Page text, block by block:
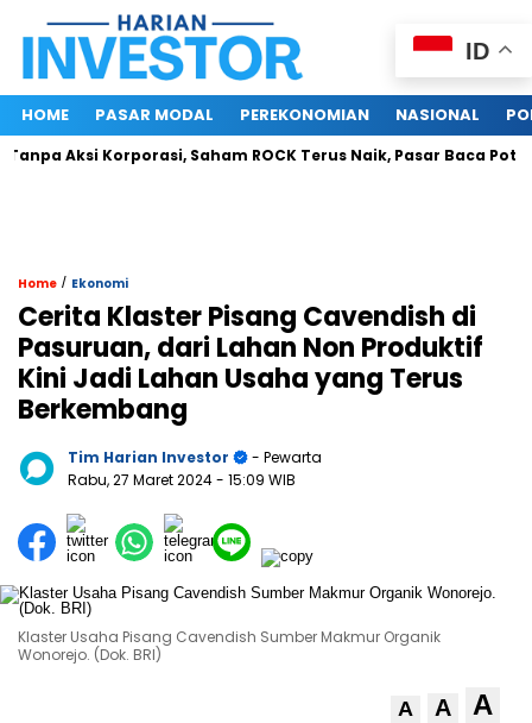
HOME PASAR MODAL PEREKONOMIAN NASIONAL
Aksi Korporasi, Saham ROCK Terus Naik, Pasar Baca Potensi
Home / Ekonomi
Cerita Klaster Pisang Cavendish di
Pasuruan, dari Lahan Non Produktif
Kini Jadi Lahan Usaha yang Terus
Berkembang
Tim Harian Investor
- Pewarta
Rabu, 27 Maret 2024- 15:09 WIB
Klaster Usaha Pisang Cavendish Sumber Makmur Organik
Wonorejo. (Dok. BRI)
A A A
ID